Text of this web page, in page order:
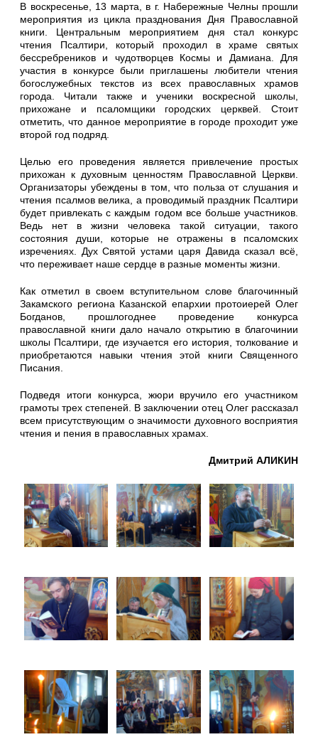
В воскресенье, 13 марта, в г. Набережные Челны прошли
мероприятия из цикла празднования Дня Православной
книги. Центральным мероприятием дня стал конкурс
чтения Псалтири, который проходил в храме святых
бессребреников и чудотворцев Космы и Дамиана. Для
участия в конкурсе были приглашены любители чтения
богослужебных текстов из всех православных храмов
города. Читали также и ученики воскресной школы,
прихожане и псаломщики городских церквей. Стоит
отметить, что данное мероприятие в городе проходит уже
второй год подряд.
Целью его проведения является привлечение простых
прихожан к духовным ценностям Православной Церкви.
Организаторы убеждены в том, что польза от слушания и
чтения псалмов велика, а проводимый праздник Псалтири
будет привлекать с каждым годом все больше участников.
Ведь нет в жизни человека такой ситуации, такого
состояния души, которые не отражены в псаломских
изречениях. Дух Святой устами царя Давида сказал всё,
что переживает наше сердце в разные моменты жизни.
Как отметил в своем вступительном слове благочинный
Закамского региона Казанской епархии протоиерей Олег
Богданов, прошлогоднее проведение конкурса
православной книги дало начало открытию в благочинии
школы Псалтири, где изучается его история, толкование и
приобретаются навыки чтения этой книги Священного
Писания.
Подведя итоги конкурса, жюри вручило его участником
грамоты трех степеней. В заключении отец Олег рассказал
всем присутствующим о значимости духовного восприятия
чтения и пения в православных храмах.
Дмитрий АЛИКИН